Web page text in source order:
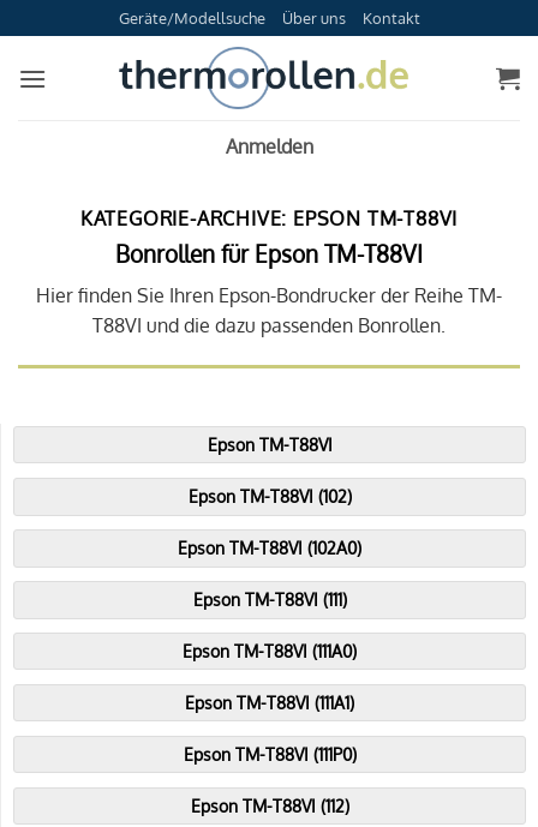
Inhalt
springen
Geräte/Modellsuche Über uns Kontakt
Anmelden
KATEGORIE-ARCHIVE: EPSON TM-T88VI
Bonrollen für Epson TM-T88VI
Hier finden Sie Ihren Epson-Bondrucker der Reihe TM-
T88VI und die dazu passenden Bonrollen.
Epson TM-T88VI
Epson TM-T88VI (102)
Epson TM-T88VI (102A0)
Epson TM-T88VI (111)
Epson TM-T88VI (111A0)
Epson TM-T88VI (111A1)
Epson TM-T88VI (111P0)
Epson TM-T88VI (112)